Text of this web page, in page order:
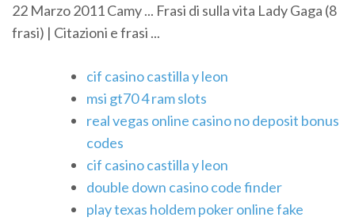
22 Marzo 2011 Camy ... Frasi di sulla vita Lady Gaga (8
frasi) | Citazioni e frasi ...
cif casino castilla y leon
msi gt70 4 ram slots
real vegas online casino no deposit bonus
codes
cif casino castilla y leon
double down casino code finder
play texas holdem poker online fake